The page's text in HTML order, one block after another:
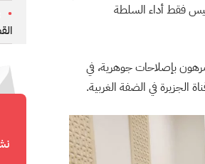
فقط أداء السلطة
بإصلاحات جوهرية، في
الجزيرة في الضفة الغربية.